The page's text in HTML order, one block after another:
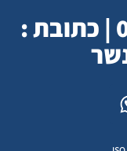
טלפון : 077-2085240 | כתובת :